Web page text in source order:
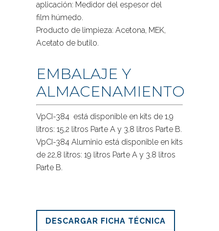
aplicación: Medidor del espesor del
film húmedo.
Producto de limpieza: Acetona, MEK,
Acetato de butilo.
EMBALAJE Y
ALMACENAMIENTO
VpCI-384 está disponible en kits de 1,9
litros: 15,2 litros Parte A y 3,8 litros Parte B.
VpCI-384 Aluminio está disponible en kits
de 22,8 litros: 19 litros Parte A y 3,8 litros
Parte B.
DESCARGAR FICHA TÉCNICA